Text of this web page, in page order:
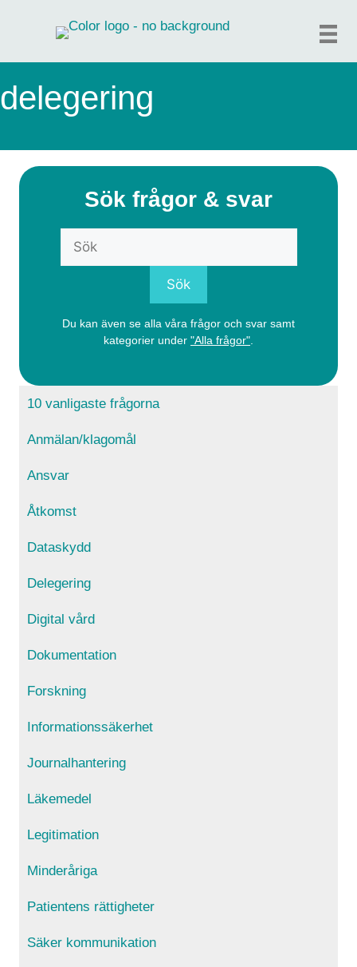
delegering
Sök frågor & svar
Du kan även se alla våra frågor och svar samt
kategorier under "Alla frågor"
10 vanligaste frågorna
Anmälan/klagomål
Ansvar
Åtkomst
Dataskydd
Delegering
Digital vård
Dokumentation
Forskning
Informationssäkerhet
Journalhantering
Läkemedel
Legitimation
Minderåriga
Patientens rättigheter
Säker kommunikation